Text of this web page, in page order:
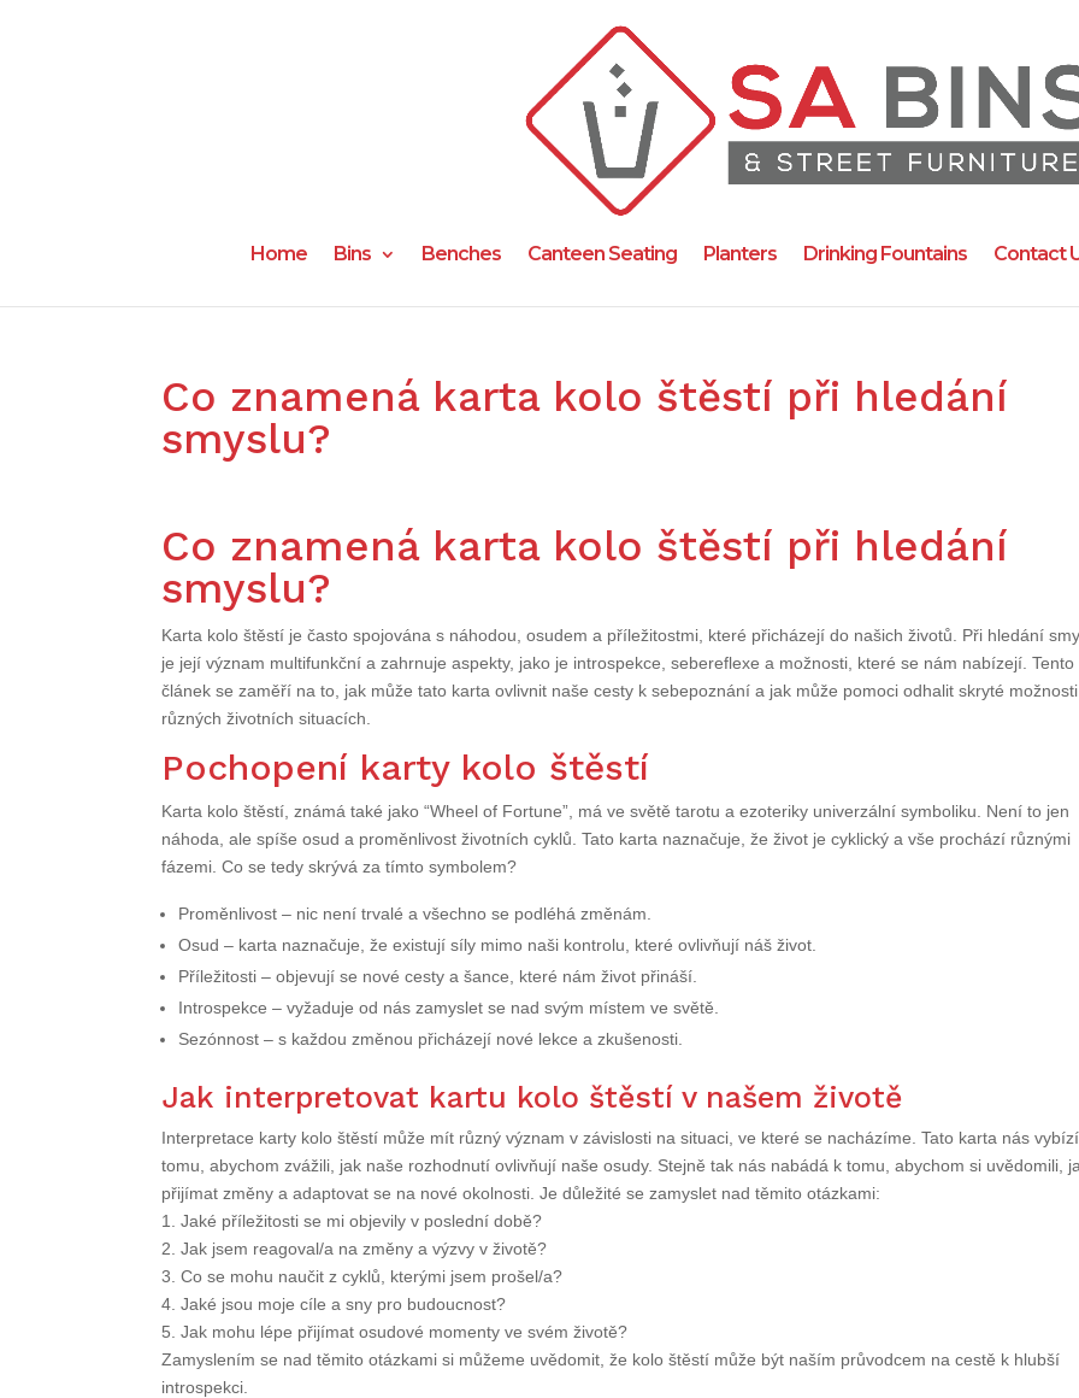
Home Bins Benches Canteen Seating Planters Drinking Fountains Contact
Co znamená karta kolo štěstí při hledání
smyslu?
Co znamená karta kolo štěstí při hledání
smyslu?
Karta kolo štěstí je často spojována s náhodou, osudem a příležitostmi, které přicházejí do našich životů. Při hledání
je její význam multifunkční a zahrnuje aspekty, jako je introspekce, sebereflexe a možnosti, které se nám nabízejí. Tento
článek se zaměří na to, jak může tato karta ovlivnit naše cesty k sebepoznání a jak může pomoci odhalit skryté
různých životních situacích.
Pochopení karty kolo štěstí
Karta kolo štěstí, známá také jako “Wheel of Fortune”, má ve světě tarotu a ezoteriky univerzální symboliku. Není to jen
náhoda, ale spíše osud a proměnlivost životních cyklů. Tato karta naznačuje, že život je cyklický a vše prochází různými
fázemi. Co se tedy skrývá za tímto symbolem?
Proměnlivost – nic není trvalé a všechno se podléhá změnám.
Osud – karta naznačuje, že existují síly mimo naši kontrolu, které ovlivňují náš život.
Příležitosti – objevují se nové cesty a šance, které nám život přináší.
Introspekce – vyžaduje od nás zamyslet se nad svým místem ve světě.
Sezónnost – s každou změnou přicházejí nové lekce a zkušenosti.
Jak interpretovat kartu kolo štěstí v našem životě
Interpretace karty kolo štěstí může mít různý význam v závislosti na situaci, ve které se nacházíme. Tato karta nás
tomu, abychom zvážili, jak naše rozhodnutí ovlivňují naše osudy. Stejně tak nás nabádá k tomu, abychom si uvědomili,
přijímat změny a adaptovat se na nové okolnosti. Je důležité se zamyslet nad těmito otázkami:
1. Jaké příležitosti se mi objevily v poslední době?
2. Jak jsem reagoval/a na změny a výzvy v životě?
3. Co se mohu naučit z cyklů, kterými jsem prošel/a?
4. Jaké jsou moje cíle a sny pro budoucnost?
5. Jak mohu lépe přijímat osudové momenty ve svém životě?
Zamyslením se nad těmito otázkami si můžeme uvědomit, že kolo štěstí může být naším průvodcem na cestě k hlubší
introspekci.